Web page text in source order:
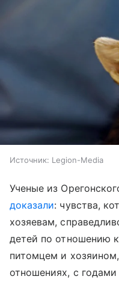
Источник: Legion-Media
Ученые из
доказали: чувства,
хозяевам,
детей по отношению
питомцем и
отношениях, с годами